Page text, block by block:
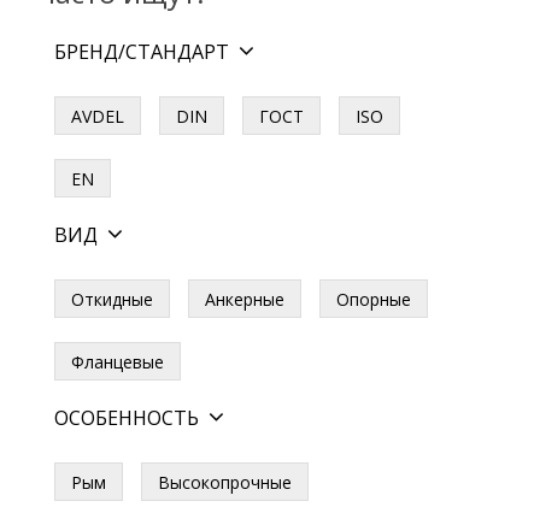
БРЕНД/СТАНДАРТ
AVDEL DIN ГОСТ ISO
EN
ВИД
Откидные Анкерные Опорные
Фланцевые
ОСОБЕННОСТЬ
Рым Высокопрочные